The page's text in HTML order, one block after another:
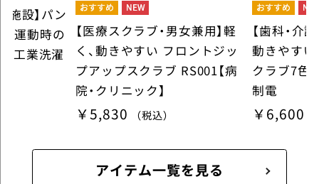
施設】パン
運動時の
工業洗濯
【医療スクラブ・男女兼用】軽
く、動きやすい フロントジッ
プアップスクラブ RS001【病
院・クリニック】
￥5,830 （税込）
【歯科・介
動きやす
クラブ7色
制電
￥6,600
アイテム一覧を見る